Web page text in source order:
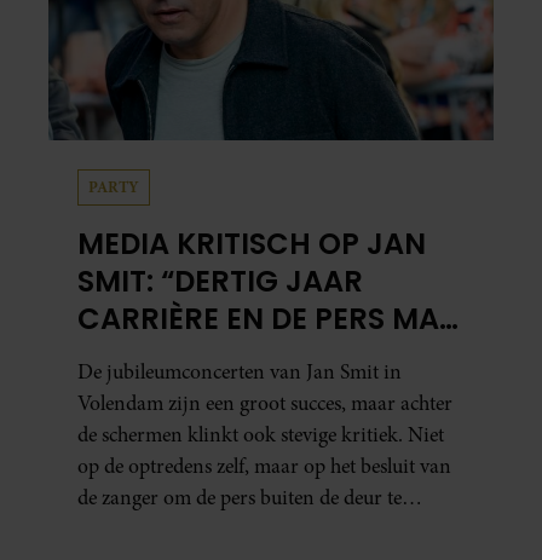
PARTY
MEDIA KRITISCH OP JAN
SMIT: “DERTIG JAAR
CARRIÈRE EN DE PERS MAG
NIET NAAR BINNEN”
De jubileumconcerten van Jan Smit in
Volendam zijn een groot succes, maar achter
de schermen klinkt ook stevige kritiek. Niet
op de optredens zelf, maar op het besluit van
de zanger om de pers buiten de deur te